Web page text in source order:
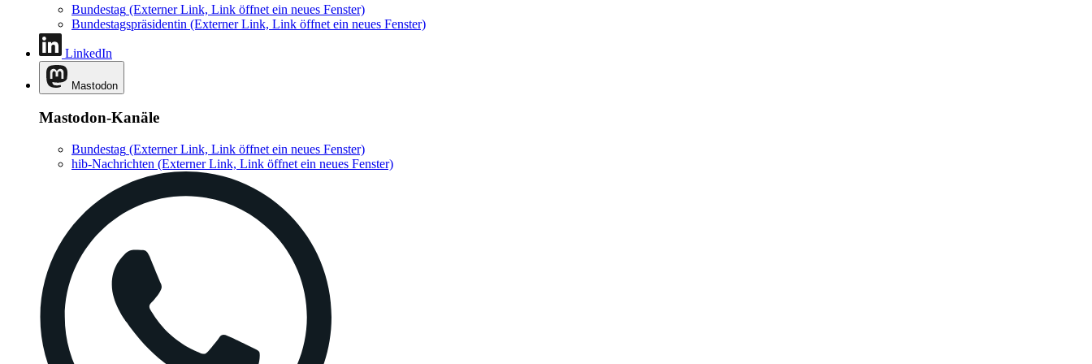
Bundestag (Externer Link, Link öffnet ein neues Fenster)
Bundestagspräsidentin (Externer Link, Link öffnet ein neues Fenster)
LinkedIn
Mastodon
Mastodon-Kanäle
Bundestag (Externer Link, Link öffnet ein neues Fenster)
hib-Nachrichten (Externer Link, Link öffnet ein neues Fenster)